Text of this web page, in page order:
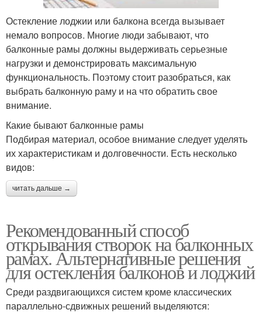
Остекление лоджии или балкона всегда вызывает
немало вопросов. Многие люди забывают, что
балконные рамы должны выдерживать серьезные
нагрузки и демонстрировать максимальную
функциональность. Поэтому стоит разобраться, как
выбрать балконную раму и на что обратить свое
внимание.
Какие бывают балконные рамы
Подбирая материал, особое внимание следует уделять
их характеристикам и долговечности. Есть несколько
видов:
читать дальше →
Рекомендованный способ
открывания створок на балконных
рамах. Альтернативные решения
для остекления балконов и лоджий
Среди раздвигающихся систем кроме классических
параллельно-сдвижных решений выделяются: